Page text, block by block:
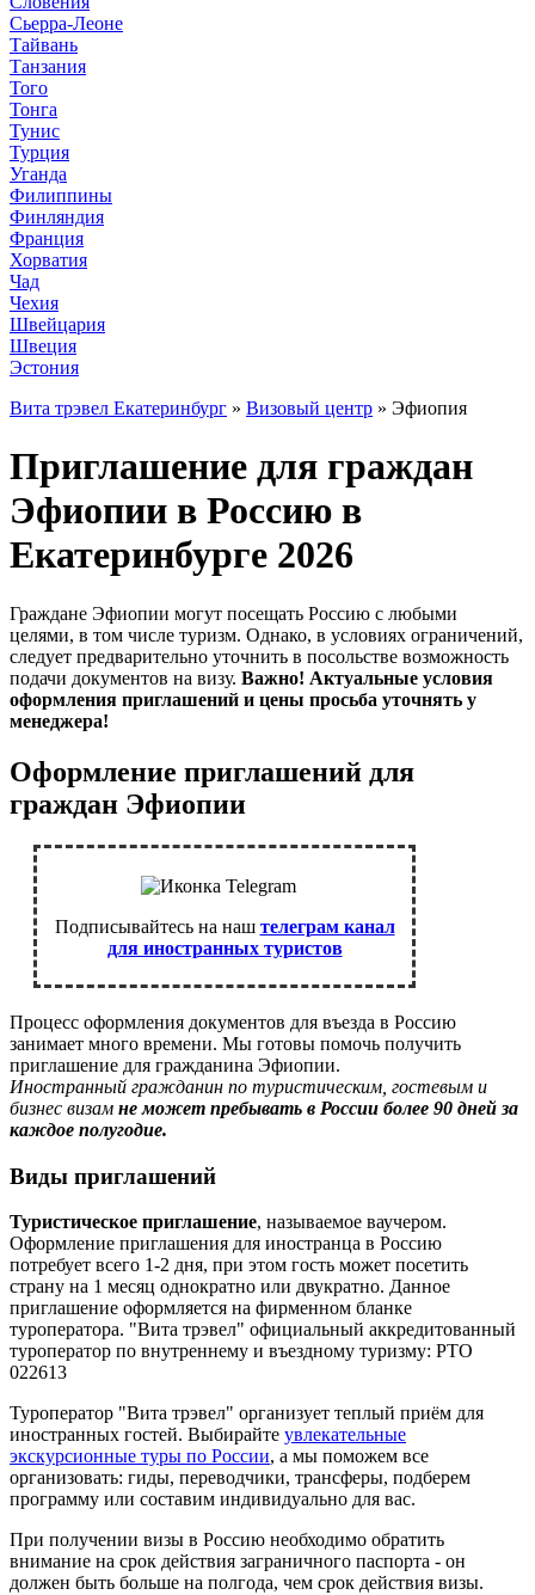
Сьерра-Леоне
Тайвань
Танзания
Того
Тонга
Тунис
Турция
Уганда
Филиппины
Финляндия
Франция
Хорватия
Чад
Чехия
Швейцария
Швеция
Эстония
Вита трэвел Екатеринбург » Визовый центр » Эфиопия
Приглашение для граждан
Эфиопии в Россию в
Екатеринбурге 2026
Граждане Эфиопии могут посещать Россию с любыми
целями, в том числе туризм. Однако, в условиях ограничений,
следует предварительно уточнить в посольстве возможность
подачи документов на визу. Важно! Актуальные условия
оформления приглашений и цены просьба уточнять у
менеджера!
Оформление приглашений для
граждан Эфиопии
Подписывайтесь на наш телеграм канал
для иностранных туристов
Процесс оформления документов для въезда в Россию
занимает много времени. Мы готовы помочь получить
приглашение для гражданина Эфиопии.
Иностранный гражданин по туристическим, гостевым и
бизнес визам не может пребывать в России более 90 дней за
каждое полугодие.
Виды приглашений
Туристическое приглашение, называемое ваучером.
Оформление приглашения для иностранца в Россию
потребует всего 1-2 дня, при этом гость может посетить
страну на 1 месяц однократно или двукратно. Данное
приглашение оформляется на фирменном бланке
туроператора. "Вита трэвел" официальный аккредитованный
туроператор по внутреннему и въездному туризму: РТО
022613
Туроператор "Вита трэвел" организует теплый приём для
иностранных гостей. Выбирайте увлекательные
экскурсионные туры по России, а мы поможем все
организовать: гиды, переводчики, трансферы, подберем
программу или составим индивидуально для вас.
При получении визы в Россию необходимо обратить
внимание на срок действия заграничного паспорта - он
должен быть больше на полгода, чем срок действия визы.